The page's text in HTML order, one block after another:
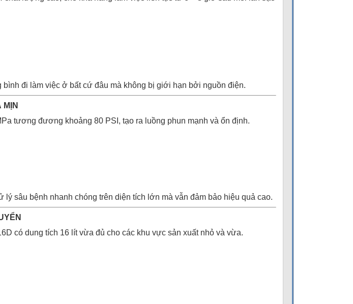
đi làm việc ở bất cứ đâu mà không bị giới hạn bởi nguồn điện.
tương đương khoảng 80 PSI, tạo ra luồng phun mạnh và ổn định.
sâu bệnh nhanh chóng trên diện tích lớn mà vẫn đảm bảo hiệu quả cao.
có dung tích 16 lít vừa đủ cho các khu vực sản xuất nhỏ và vừa.